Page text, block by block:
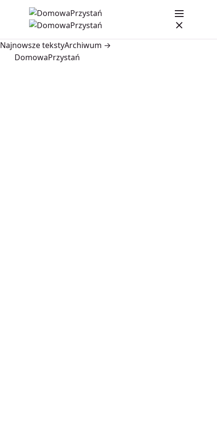
Najnowsze tekstyArchiwum →
DomowaPrzystań